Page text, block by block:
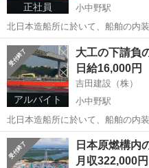
正社員
小中野駅
北日本造船所に於いて、船舶の内
集しています。 日当1万6千円とな
作り、断熱材を詰めて、ボードを
が活躍しています。 ...
青森 八戸市 小中野駅
アルバイト
大工の下請負
日給16,000円
吉田建設（株）
小中野駅
北日本造船所に於いて、船舶の内
集しています。 日当1万6千円とな
作り、断熱材を詰めて、ボードを
青森 八戸市 小中野駅
日本原燃構内
月収322,000円